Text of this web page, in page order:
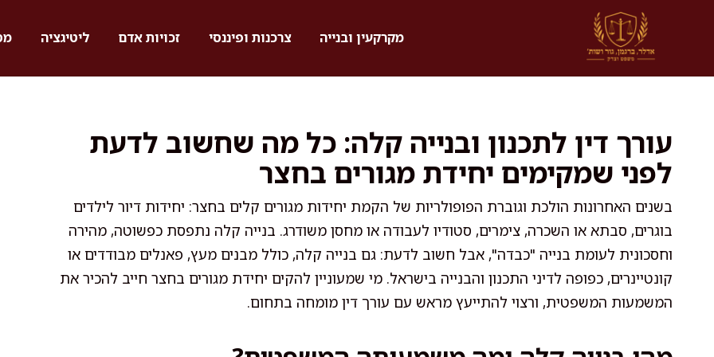
מקרקעין ובנייה צרכנות ופיננסי זכויות אדם ליטיגציה
עורך דין לתכנון ובנייה קלה: כל מה שחשוב לדעת
לפני שמקימים יחידת מגורים בחצר
בשנים האחרונות הולכת וגוברת הפופולריות של הקמת יחידות מגורים קלים בחצר: יחידות דיור לילדים
בוגרים, סבתא או השכרה, צימרים, סטודיו לעבודה או מחסן משודרג. בנייה קלה נתפסת כפשוטה, מהירה
וחסכונית לעומת בנייה "כבדה", אבל חשוב לדעת: גם בנייה קלה, כולל מבנים מעץ, פאנלים מבודדים או
קונטיינרים, כפופה לדיני התכנון והבנייה בישראל. מי שמעוניין להקים יחידת מגורים בחצר חייב להכיר את
המשמעות המשפטית, ורצוי להתייעץ מראש עם עורך דין מומחה בתחום.